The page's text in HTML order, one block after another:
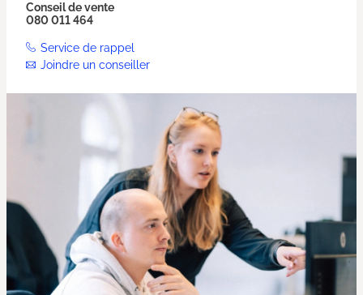
Conseil de vente
080 011 464
Service de rappel
Joindre un conseiller